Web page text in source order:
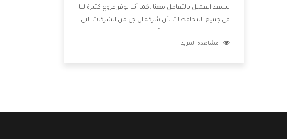
تسعد العميل بالتعامل معنا ،كما أننا نوفر فروع كثيرة لنا
فى جميع المحافظات لأن شركة ال جي من الشركات التى
الأجهزة التى توفرها لكم كما أنها تهتم بالخدمات التى
مشاهدة المزيد